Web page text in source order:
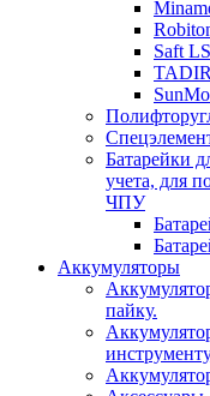
Saft LS
Батарейки
учета, для
ЧПУ
Аккумуляторы
пайку.